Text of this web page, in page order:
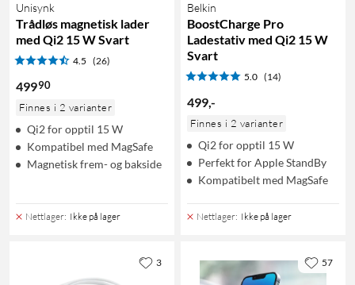
Unisynk
Trådløs magnetisk lader
med Qi2 15 W Svart
4.5 (26)
49990
Finnes i 2 varianter
Qi2 for opptil 15 W
Kompatibel med MagSafe
Magnetisk frem- og bakside
Nettlager: Ikke på lager
Belkin
BoostCharge Pro
Ladestativ med Qi2 15 W
Svart
5.0 (14)
499,-
Finnes i 2 varianter
Qi2 for opptil 15 W
Perfekt for Apple StandBy
Kompatibelt med MagSafe
Nettlager: Ikke på lager
3 57